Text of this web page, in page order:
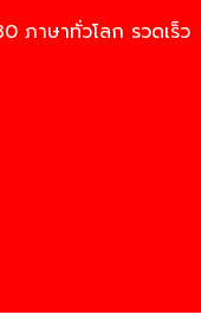
ภาษาทั่วโลก รวดเร็ว